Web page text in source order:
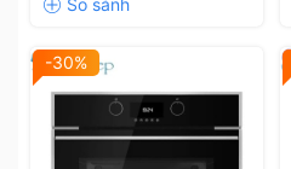
-30%